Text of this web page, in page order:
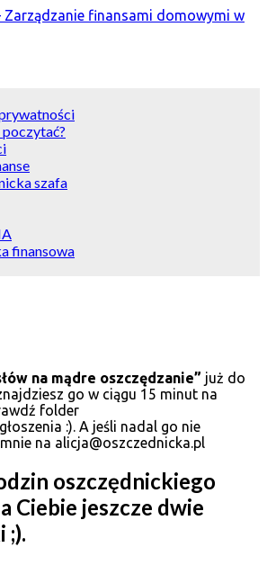
szafa
finansowa
na mądre oszczędzanie” już do
go w ciągu 15 minut na
folder
:). A jeśli nadal go nie
na alicja@oszczednicka.pl
oszczędnickiego
Ciebie jeszcze dwie
;).